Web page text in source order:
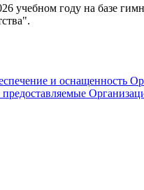
учебном году на базе
и оснащенность